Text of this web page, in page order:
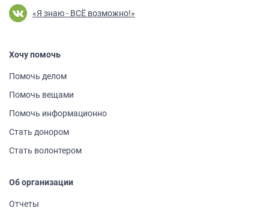
«Я знаю - ВСЁ возможно!»
Хочу помочь
Помочь делом
Помочь вещами
Помочь информа­ционно
Стать донором
Стать волонтером
Об организации
Отчеты